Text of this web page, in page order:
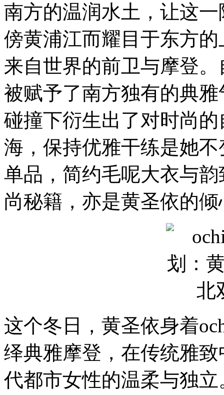
呢
子
大
衣
下
穿
梭
于
城
市
间
的
雅
干
练
南方的温润水土，让这
傍黄浦江而耀目于东方
来自世界的前卫与摩登
被赋予了南方独有的典
碰撞下衍生出了对时尚
海，保持优雅干练是她
单品，简约毛呢大衣与
尚秘籍，亦是黄圣依的
这个冬日，黄圣依身着
绎典雅摩登，在传统雅
代都市女性的温柔与独